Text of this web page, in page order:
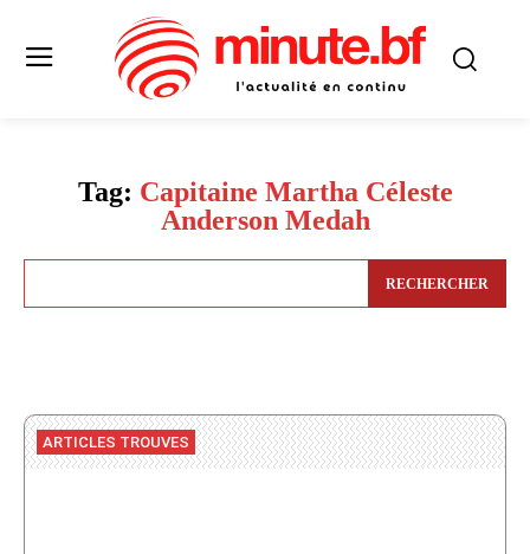
Tag: Capitaine Martha Céleste
Anderson Medah
RECHERCHER
ARTICLES TROUVES